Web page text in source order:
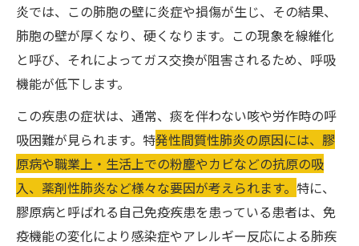
炎では、この肺胞の壁に炎症や損傷が生じ、その結果、
肺胞の壁が厚くなり、硬くなります。この現象を線維化
と呼び、それによってガス交換が阻害されるため、呼吸
機能が低下します。
この疾患の症状は、通常、痰を伴わない咳や労作時の呼
吸困難が見られます。特発性間質性肺炎の原因には、膠
原病や職業上・生活上での粉塵やカビなどの抗原の吸
入、薬剤性肺炎など様々な要因が考えられます。 特に、
膠原病と呼ばれる自己免疫疾患を患っている患者は、免
疫機能の変化により感染症やアレルギー反応による肺疾